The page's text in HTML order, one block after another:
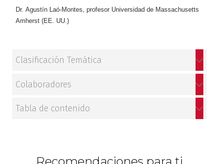
Dr. Agustín Laó-Montes, profesor Universidad de Massachusetts
Amherst (EE. UU.)
Clasificación Temática
Colaboradores
Tabla de contenido